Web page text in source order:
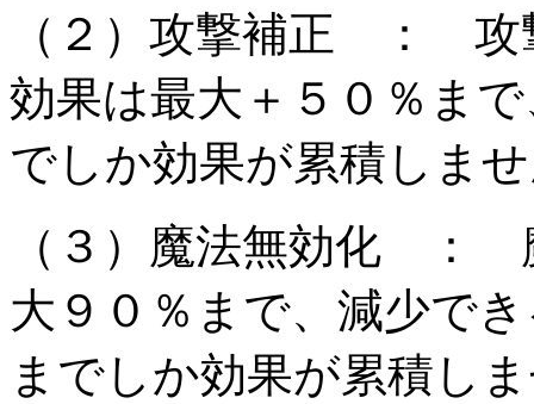
（２）攻撃補正 ： 攻
効果は最大＋５０％ま
でしか効果が累積しま
（３）魔法無効化 ：
大９０％まで、減少で
までしか効果が累積し